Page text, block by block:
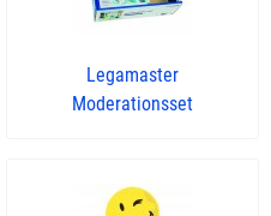
Legamaster
Moderationsset